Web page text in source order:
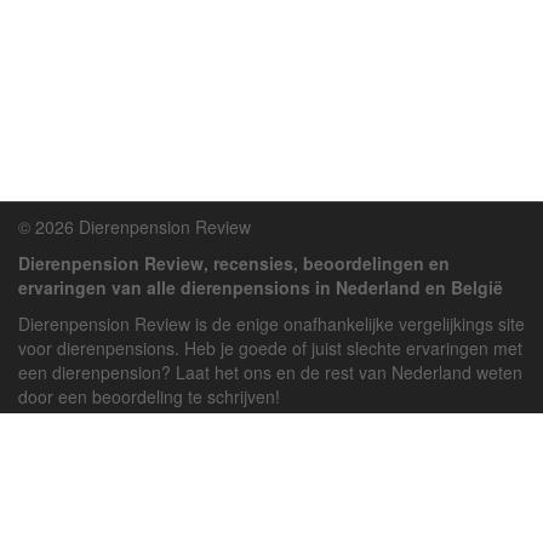
© 2026 Dierenpension Review
Dierenpension Review, recensies, beoordelingen en
ervaringen van alle dierenpensions in Nederland en België
Dierenpension Review is de enige onafhankelijke vergelijkings site
voor dierenpensions. Heb je goede of juist slechte ervaringen met
een dierenpension? Laat het ons en de rest van Nederland weten
door een beoordeling te schrijven!